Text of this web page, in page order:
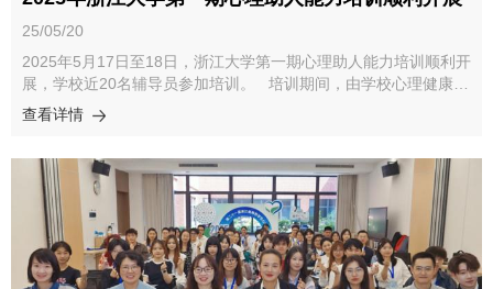
强调中心与院系联动的工作上稳步推进与落实。同时，对接下去的
工作，李涛主任也提出了几点要求，一是深化“全员育心”理念，推
动心理健康教育与思政、学科教学深度融合；二是加强队伍建设，
不断提升队伍的专业能力，为学生提供高质量服务；三是要围绕浙
江大学构建以学生成长为中心的教育培养体系，心理健康工作要继
续以学生需求为导向，构建更科学、温暖的心理支持体系，为学生
25/05/20
2025年5月17日至18日，浙江大学第一期心理助人能力培训顺利开
展，学校近20名辅导员参加培训。 培训期间，由学校心理健康教
育与咨询中心专职教师负责授课，分别就“高校大学生常见心理障
碍的识别与转介”“危机识别与干预技能训练”和“谈心谈话及家校沟
导员和学生谈心谈话、危机中的家校沟通等模拟练习，通过理论讲
述和实践演练帮助辅导员们夯实心理健康知识、提升心理助人能力
和水平。
查看详情